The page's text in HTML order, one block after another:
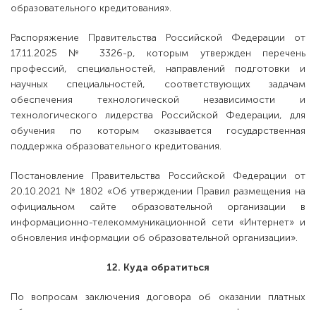
образовательного кредитования».
Распоряжение Правительства Российской Федерации от
17.11.2025 № 3326-р, которым утвержден перечень
профессий, специальностей, направлений подготовки и
научных специальностей, соответствующих задачам
обеспечения технологической независимости и
технологического лидерства Российской Федерации, для
обучения по которым оказывается государственная
поддержка образовательного кредитования.
Постановление Правительства Российской Федерации от
20.10.2021 № 1802 «Об утверждении Правил размещения на
официальном сайте образовательной организации в
информационно-телекоммуникационной сети «Интернет» и
обновления информации об образовательной организации».
12. Куда обратиться
По вопросам заключения договора об оказании платных